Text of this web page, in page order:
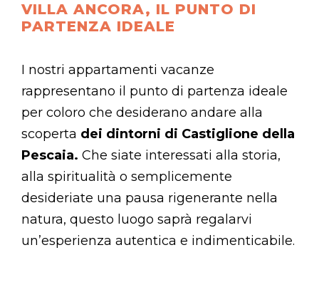
VILLA ANCORA, IL PUNTO DI
PARTENZA IDEALE
I nostri appartamenti vacanze
rappresentano il punto di partenza ideale
per coloro che desiderano andare alla
scoperta dei dintorni di Castiglione della
Pescaia. Che siate interessati alla storia,
alla spiritualità o semplicemente
desideriate una pausa rigenerante nella
natura, questo luogo saprà regalarvi
un’esperienza autentica e indimenticabile.